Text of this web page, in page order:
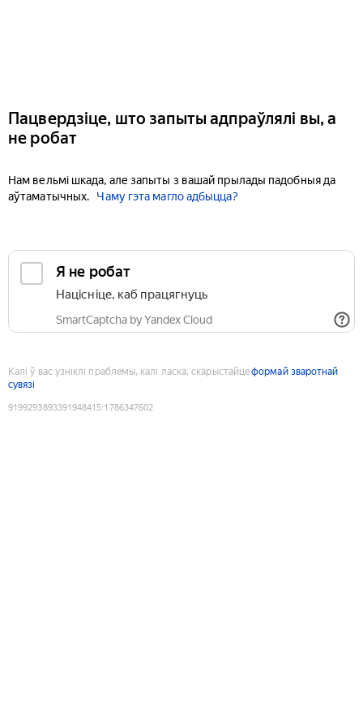
Пацвердзіце, што запыты адпраўлялі вы, а
не робат
Нам вельмі шкада, але запыты з вашай прылады падобныя да
аўтаматычных.
Чаму гэта магло адбыцца?
Я не робат
Націсніце, каб працягнуць
SmartCaptcha by Yandex Cloud
Калі ў вас узніклі праблемы, калі ласка, скарыстайцеформай зваротнай
сувязі
9199293893391948415:1786347602